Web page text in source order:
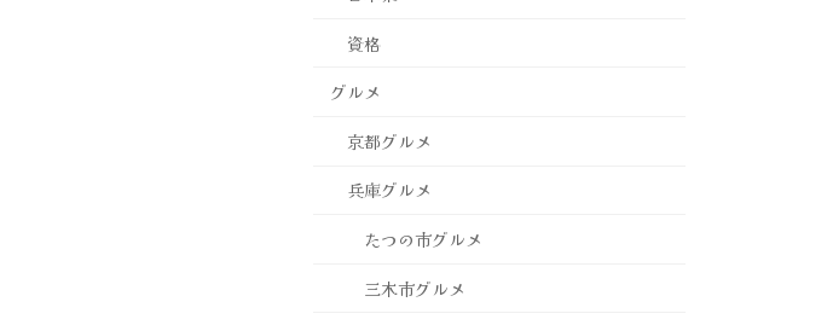
資格
グルメ
京都グルメ
兵庫グルメ
たつの市グルメ
三木市グルメ